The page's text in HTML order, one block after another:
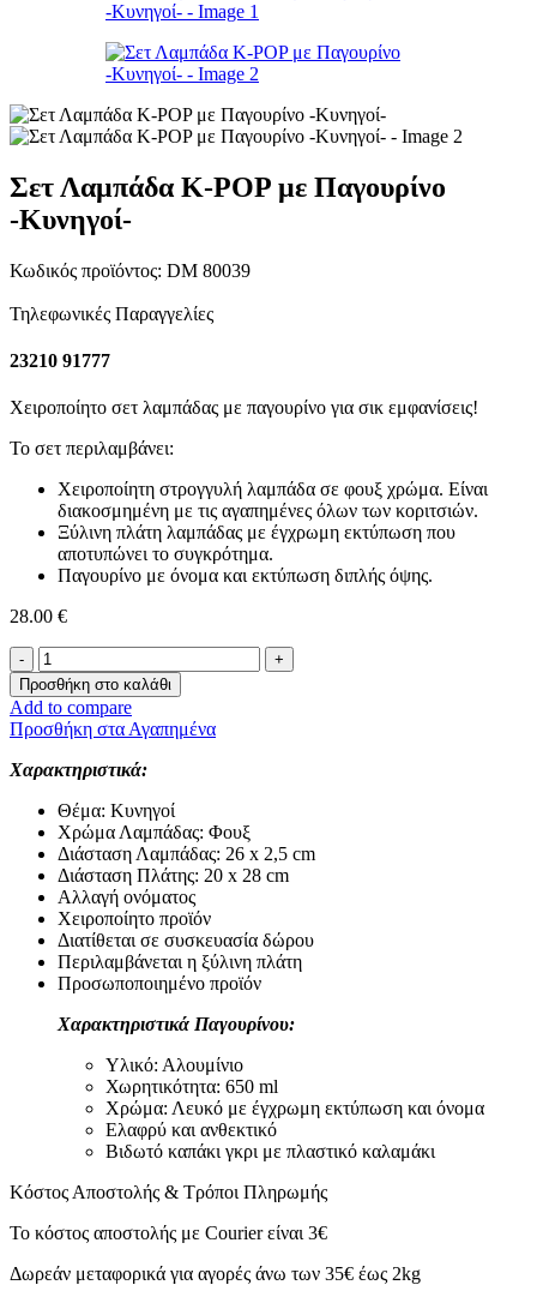
Σετ Λαμπάδα K-POP με Παγουρίνο
-Κυνηγοί-
Κωδικός προϊόντος: DM 80039
Τηλεφωνικές Παραγγελίες
23210 91777
Χειροποίητο σετ λαμπάδας με παγουρίνο για σικ εμφανίσεις!
Το σετ περιλαμβάνει:
Χειροποίητη στρογγυλή λαμπάδα σε φουξ χρώμα. Είναι
διακοσμημένη με τις αγαπημένες όλων των κοριτσιών.
Ξύλινη πλάτη λαμπάδας με έγχρωμη εκτύπωση που
αποτυπώνει το συγκρότημα.
Παγουρίνο με όνομα και εκτύπωση διπλής όψης.
28.00 €
Σετ
Λαμπάδα
K-
POP
με
Παγουρίνο
-Κυνηγοί-
ποσότητα
Προσθήκη στο καλάθι
Add to compare
Προσθήκη στα Αγαπημένα
Χαρακτηριστικά:
Θέμα: Κυνηγοί
Χρώμα Λαμπάδας: Φουξ
Διάσταση Λαμπάδας: 26 x 2,5 cm
Διάσταση Πλάτης: 20 x 28 cm
Αλλαγή ονόματος
Χειροποίητο προϊόν
Διατίθεται σε συσκευασία δώρου
Περιλαμβάνεται η ξύλινη πλάτη
Προσωποποιημένο προϊόν
Χαρακτηριστικά Παγουρίνου:
Υλικό: Αλουμίνιο
Χωρητικότητα: 650 ml
Χρώμα: Λευκό με έγχρωμη εκτύπωση και όνομα
Ελαφρύ και ανθεκτικό
Βιδωτό καπάκι γκρι με πλαστικό καλαμάκι
Κόστος Αποστολής & Τρόποι Πληρωμής
Το κόστος αποστολής με Courier είναι 3€
Δωρεάν μεταφορικά για αγορές άνω των 35€ έως 2kg